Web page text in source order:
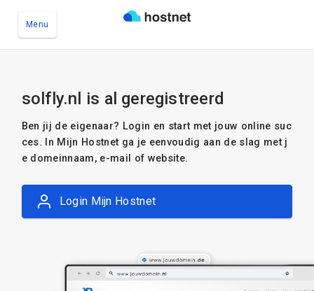
Menu
solfly.nl is al geregistreerd
Ben jij de eigenaar? Login en start met jouw online suc
ces. In Mijn Hostnet ga je eenvoudig aan de slag met j
e domeinnaam, e-mail of website.
Login Mijn Hostnet